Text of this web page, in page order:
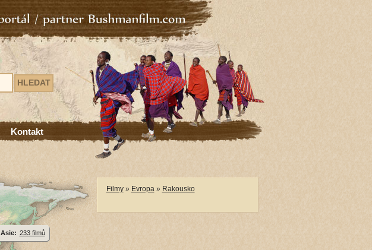
Kontakt
Asie: 233 filmů
Filmy» Evropa» Rakousko